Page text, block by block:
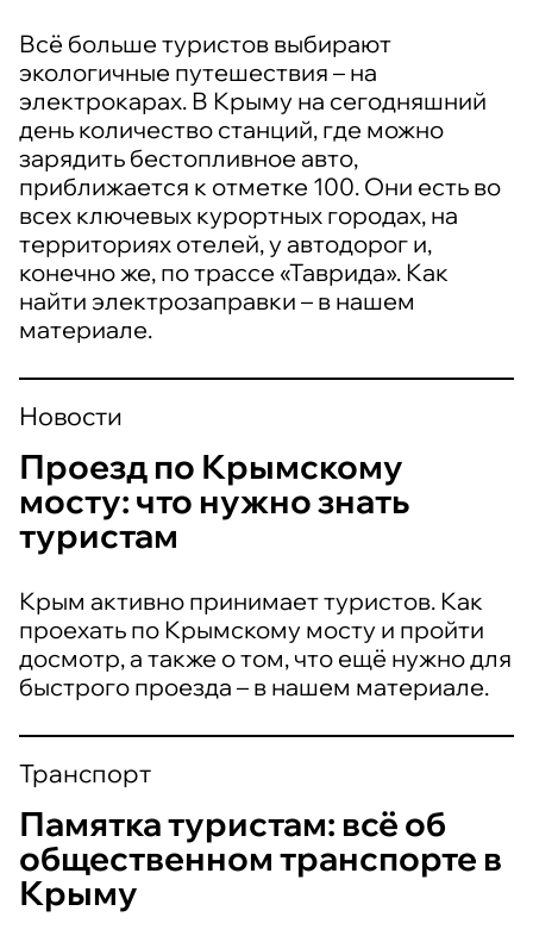
Всё больше туристов выбирают
экологичные путешествия – на
электрокарах. В Крыму на сегодняшний
день количество станций, где можно
зарядить бестопливное авто,
приближается к отметке 100. Они есть во
всех ключевых курортных городах, на
территориях отелей, у автодорог и,
конечно же, по трассе «Таврида». Как
найти электрозаправки – в нашем
материале.
Новости
Проезд по Крымскому
мосту: что нужно знать
туристам
Крым активно принимает туристов. Как
проехать по Крымскому мосту и пройти
досмотр, а также о том, что ещё нужно для
быстрого проезда – в нашем материале.
Транспорт
Памятка туристам: всё об
общественном транспорте в
Крыму